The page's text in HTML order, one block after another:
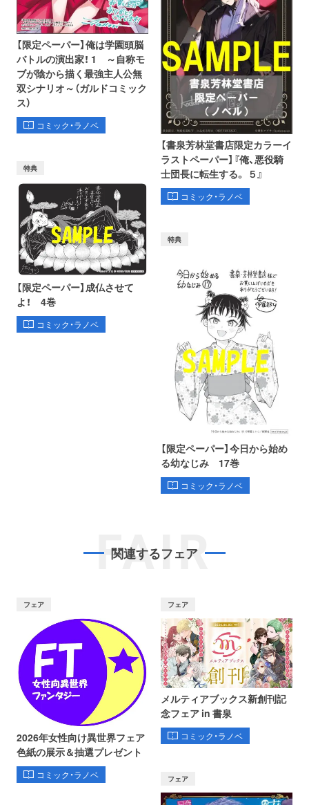
【限定ペーパー】俺は学園頭脳
バトルの演出家！ 1 ～自称モ
ブが陰から描く最強主人公無
双シナリオ～（ガルドコミック
ス）
コミック・ラノベ
【書泉芳林堂書店限定カラーイ
ラストペーパー】『俺、悪役騎
士団長に転生する。 ５』
コミック・ラノベ
特典
【限定ペーパー】成仏させて
よ！ 4巻
コミック・ラノベ
特典
【限定ペーパー】今日から始め
る幼なじみ 17巻
コミック・ラノベ
FAIR
関連するフェア
フェア
2026年女性向け異世界フェア
色紙の展示＆抽選プレゼント
コミック・ラノベ
フェア
メルティアブックス新創刊記
念フェア in 書泉
コミック・ラノベ
フェア